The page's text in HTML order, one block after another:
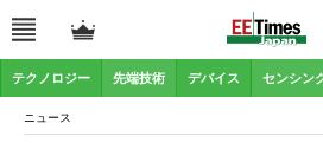
テクノロジー 先端技術 デバイス センシン
ニュース